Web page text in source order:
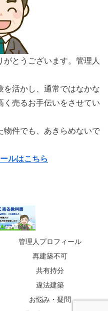
とうございます。管理人
を活かし、通常ではなかな
く売るお手伝いをさせてい
物件でも、あきらめないで
ルはこちら
管理人プロフィール
再建築不可
共有持分
違法建築
お悩み・疑問